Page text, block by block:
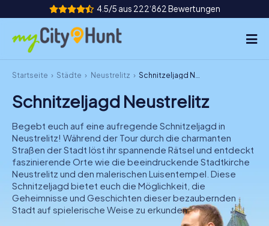
4.5/5 aus 222‘862 Bewertungen
So funktioniert's
Städte
Touren
Teamevent
Tickets
DE
Startseite Städte Neustrelitz Schnitzeljagd Neustrelitz
Schnitzeljagd Neustrelitz
Begebt euch auf eine aufregende Schnitzeljagd in
Neustrelitz! Während der Tour durch die charmanten
Straßen der Stadt löst ihr spannende Rätsel und entdeckt
faszinierende Orte wie die beeindruckende Stadtkirche
Neustrelitz und den malerischen Luisentempel. Diese
Schnitzeljagd bietet euch die Möglichkeit, die
Geheimnisse und Geschichten dieser bezaubernden
Stadt auf spielerische Weise zu erkunden.